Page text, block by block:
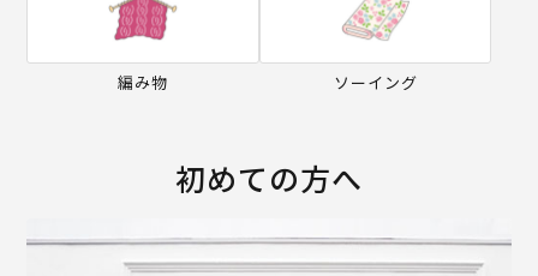
編み物 ソーイング
初めての方へ